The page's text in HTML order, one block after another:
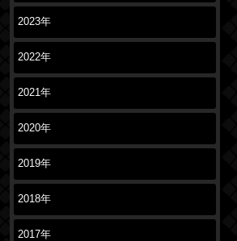
2023年
2022年
2021年
2020年
2019年
2018年
2017年